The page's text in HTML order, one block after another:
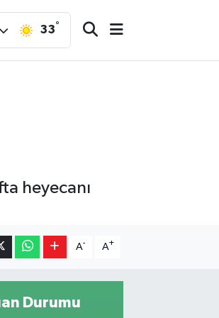
33°
heyecanı
A- A+
Durumu